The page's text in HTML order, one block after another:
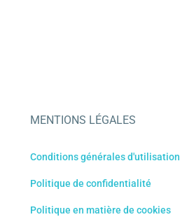
MENTIONS LÉGALES
Conditions générales d'utilisation
Politique de confidentialité
Politique en matière de cookies